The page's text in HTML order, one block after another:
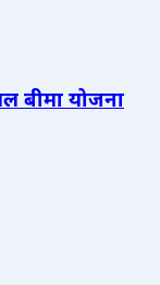
बीमा योजना